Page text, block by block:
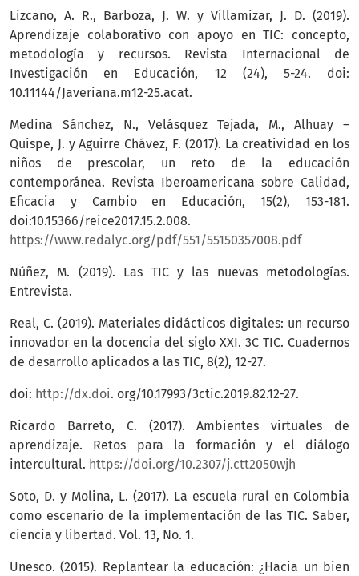
Lizcano, A. R., Barboza, J. W. y Villamizar, J. D. (2019).
Aprendizaje colaborativo con apoyo en TIC: concepto,
metodología y recursos. Revista Internacional de
Investigación en Educación, 12 (24), 5-24. doi:
10.11144/Javeriana.m12-25.acat.
Medina Sánchez, N., Velásquez Tejada, M., Alhuay –
Quispe, J. y Aguirre Chávez, F. (2017). La creatividad en los
niños de prescolar, un reto de la educación
contemporánea. Revista Iberoamericana sobre Calidad,
Eficacia y Cambio en Educación, 15(2), 153-181.
doi:10.15366/reice2017.15.2.008.
https://www.redalyc.org/pdf/551/55150357008.pdf
Núñez, M. (2019). Las TIC y las nuevas metodologías.
Entrevista.
Real, C. (2019). Materiales didácticos digitales: un recurso
innovador en la docencia del siglo XXI. 3C TIC. Cuadernos
de desarrollo aplicados a las TIC, 8(2), 12-27.
doi: http://dx.doi. org/10.17993/3ctic.2019.82.12-27.
Ricardo Barreto, C. (2017). Ambientes virtuales de
aprendizaje. Retos para la formación y el diálogo
intercultural. https://doi.org/10.2307/j.ctt2050wjh
Soto, D. y Molina, L. (2017). La escuela rural en Colombia
como escenario de la implementación de las TIC. Saber,
ciencia y libertad. Vol. 13, No. 1.
Unesco. (2015). Replantear la educación: ¿Hacia un bien